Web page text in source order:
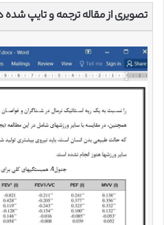
تصویری از مقاله ترجمه و تایپ شده